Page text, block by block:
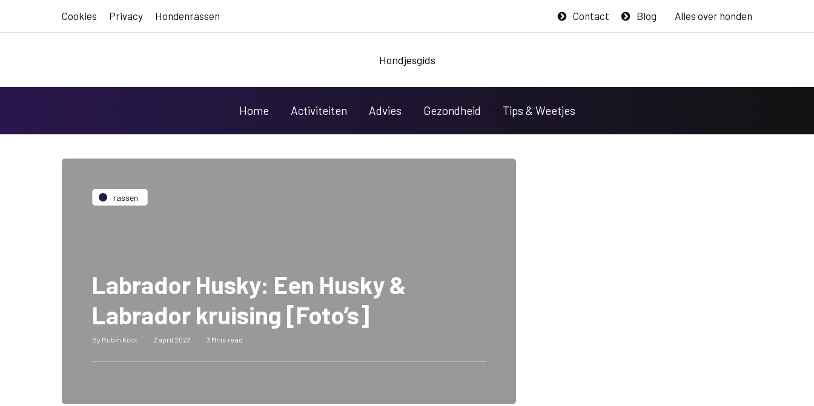
Cookies Privacy Hondenrassen Blog
Contact Alles over honden
Hondjesgids
Home Activiteiten Advies Gezondheid Tips & Weetjes
rassen
Labrador Husky: Een Husky &
Labrador kruising [Foto’s]
By Rubin Koot 2 april 2023 3 Mins read